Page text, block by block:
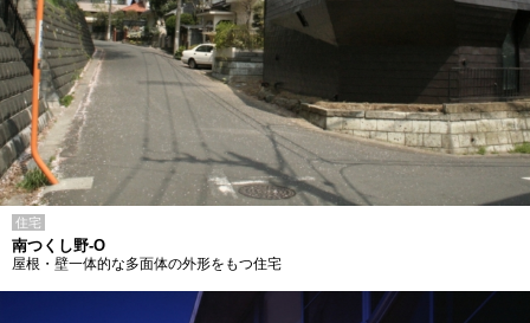
住宅
南つくし野-O
屋根・壁一体的な多面体の外形をもつ住宅